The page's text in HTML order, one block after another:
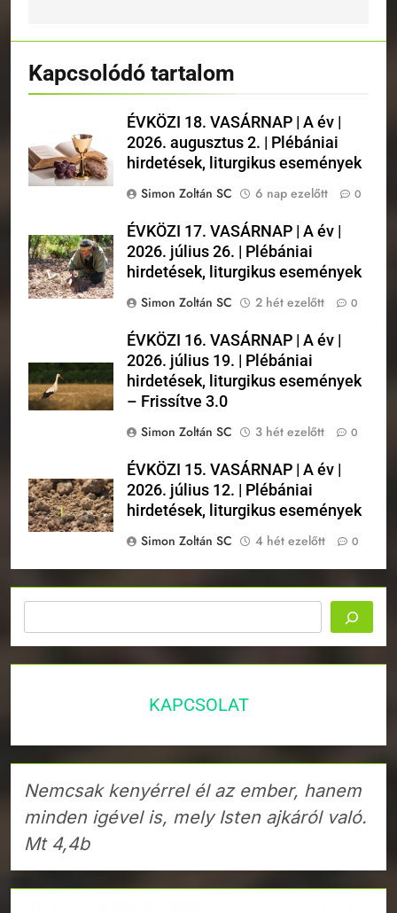
Kapcsolódó tartalom
ÉVKÖZI 18. VASÁRNAP | A év |
2026. augusztus 2. | Plébániai
hirdetések, liturgikus események
Simon Zoltán SC
6 nap ezelőtt 0
ÉVKÖZI 17. VASÁRNAP | A év |
2026. július 26. | Plébániai
hirdetések, liturgikus események
Simon Zoltán SC
2 hét ezelőtt 0
ÉVKÖZI 16. VASÁRNAP | A év |
2026. július 19. | Plébániai
hirdetések, liturgikus események
– Frissítve 3.0
Simon Zoltán SC
3 hét ezelőtt 0
ÉVKÖZI 15. VASÁRNAP | A év |
2026. július 12. | Plébániai
hirdetések, liturgikus események
Simon Zoltán SC
4 hét ezelőtt 0
KAPCSOLAT
Nemcsak kenyérrel él az ember, hanem
minden igével is, mely Isten ajkáról való.
Mt 4,4b